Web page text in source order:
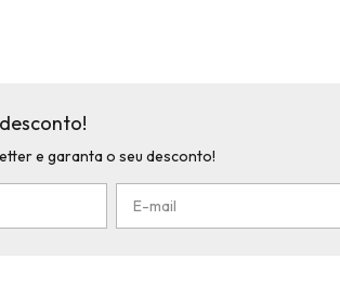
e garanta o seu desconto!